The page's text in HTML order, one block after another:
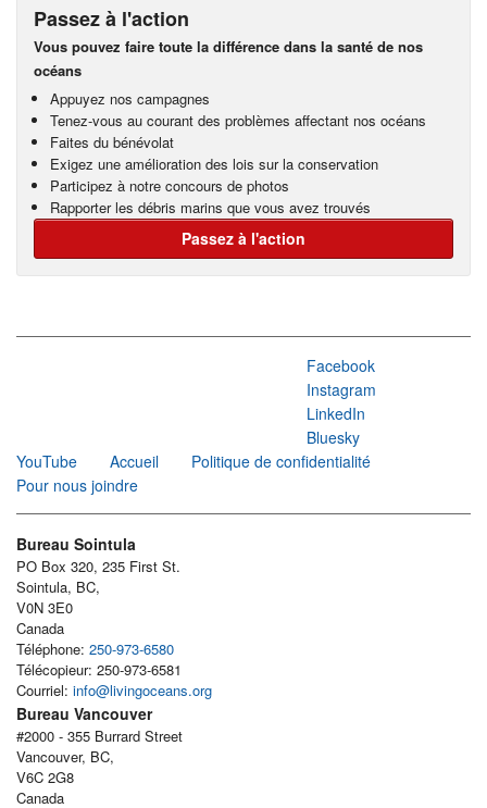
Passez à l'action
Vous pouvez faire toute la différence dans la santé de nos
océans
Appuyez nos campagnes
Tenez-vous au courant des problèmes affectant nos océans
Faites du bénévolat
Exigez une amélioration des lois sur la conservation
Participez à notre concours de photos
Rapporter les débris marins que vous avez trouvés
Passez à l'action
Facebook
Instagram
LinkedIn
Bluesky
YouTube
Accueil
Politique de confidentialité
Pour nous joindre
Bureau Sointula
PO Box 320, 235 First St.
Sointula, BC,
V0N 3E0
Canada
Téléphone: 250-973-6580
Télécopieur: 250-973-6581
Courriel: info@livingoceans.org
Bureau Vancouver
#2000 - 355 Burrard Street
Vancouver, BC,
V6C 2G8
Canada